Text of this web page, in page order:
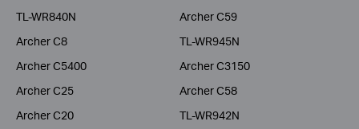
TL-WR840N
Archer C59
Archer C8
TL-WR945N
Archer C5400
Archer C3150
Archer C25
Archer C58
Archer C20
TL-WR942N